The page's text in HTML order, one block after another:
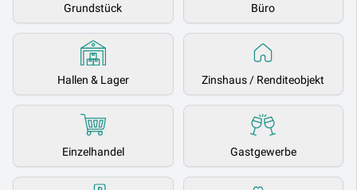
Grundstück Büro
Hallen & Lager Zinshaus / Renditeobjekt
Einzelhandel Gastgewerbe